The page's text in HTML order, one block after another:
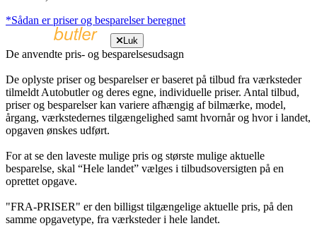
*Sådan er priser og besparelser beregnet
Luk
De anvendte pris- og besparelsesudsagn
De oplyste priser og besparelser er baseret på tilbud fra værksteder
tilmeldt Autobutler og deres egne, individuelle priser. Antal tilbud,
priser og besparelser kan variere afhængig af bilmærke, model,
årgang, værkstedernes tilgængelighed samt hvornår og hvor i landet,
opgaven ønskes udført.
For at se den laveste mulige pris og største mulige aktuelle
besparelse, skal “Hele landet” vælges i tilbudsoversigten på en
oprettet opgave.
"FRA-PRISER" er den billigst tilgængelige aktuelle pris, på den
samme opgavetype, fra værksteder i hele landet.